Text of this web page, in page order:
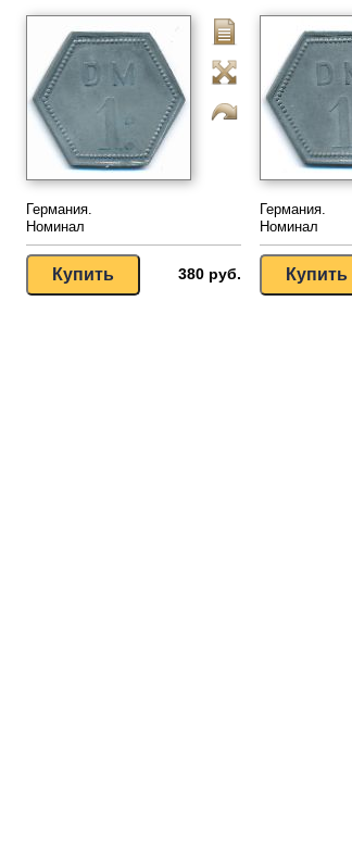
Германия.
Номинал
380 руб.
Германия.
Номинал